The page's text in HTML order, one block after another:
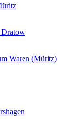
Dratow
Waren (Müritz)